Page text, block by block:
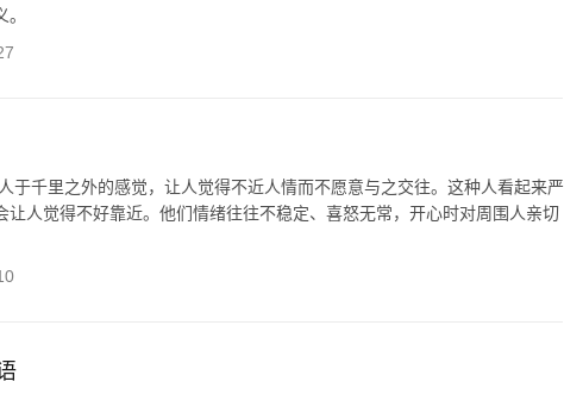
于千里之外的感觉，让人觉得不近人情而不愿意与之交往。这种人看起来严
让人觉得不好靠近。他们情绪往往不稳定、喜怒无常，开心时对周围人亲切